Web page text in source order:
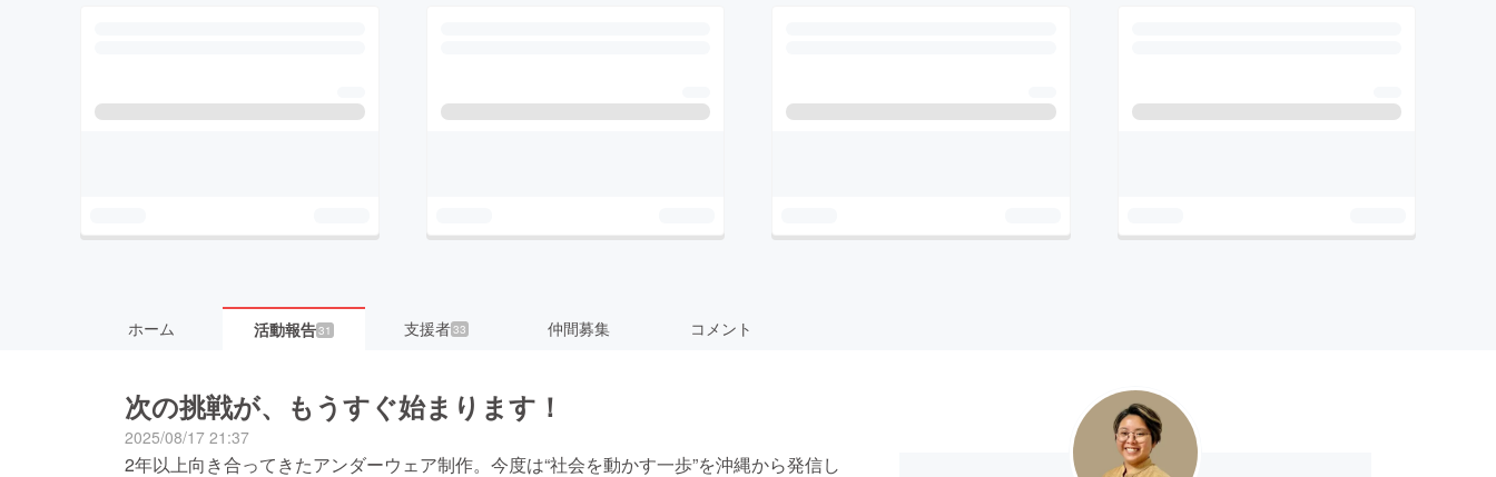
ホーム 活動報告31 支援者33 仲間募集 コメント
次の挑戦が、もうすぐ始まります！
2025/08/17 21:37
2年以上向き合ってきたアンダーウェア制作。今度は“社会を動かす一歩”を沖縄から発信し